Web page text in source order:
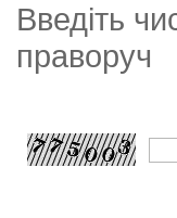
Введіть
праворуч